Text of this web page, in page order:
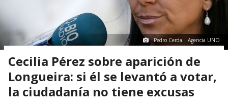
Pedro Cerda | Agencia UNO
Cecilia Pérez sobre aparición de
Longueira: si él se levantó a votar,
la ciudadanía no tiene excusas